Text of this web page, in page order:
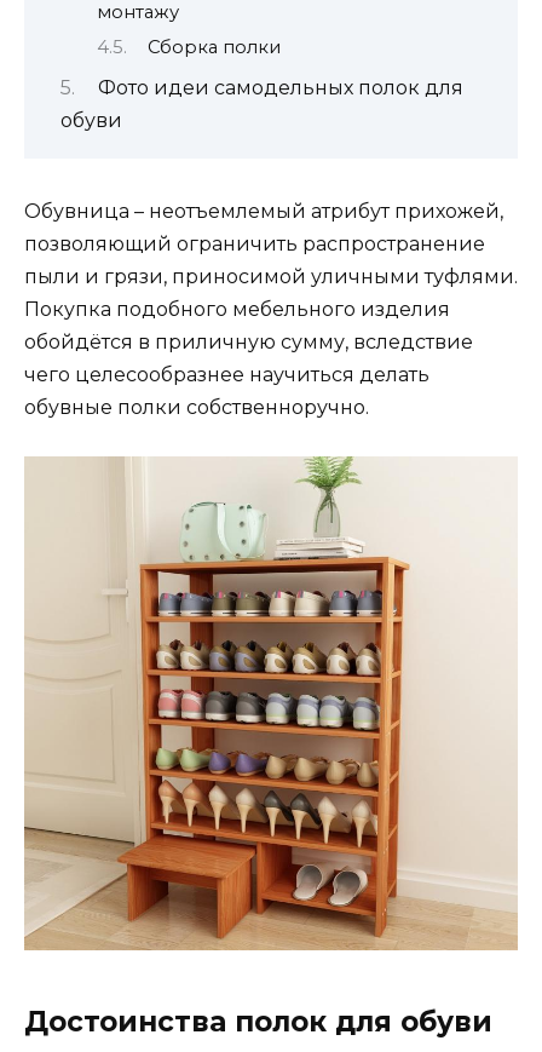
монтажу
Сборка полки
Фото идеи самодельных полок для
обуви
Обувница – неотъемлемый атрибут прихожей,
позволяющий ограничить распространение
пыли и грязи, приносимой уличными туфлями.
Покупка подобного мебельного изделия
обойдётся в приличную сумму, вследствие
чего целесообразнее научиться делать
обувные полки собственноручно.
Достоинства полок для обуви